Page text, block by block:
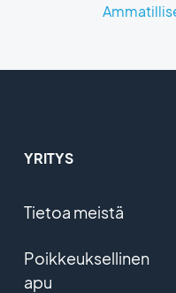
YRITYS
Tietoa meistä
Poikkeuksellinen
apu